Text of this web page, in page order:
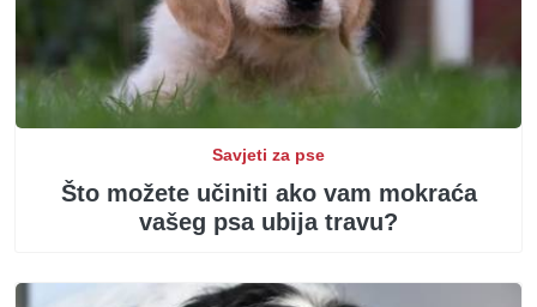
Savjeti za pse
Što možete učiniti ako vam mokraća
vašeg psa ubija travu?